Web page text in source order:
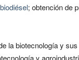
biodiésel; obtención de
la biotecnología y
y